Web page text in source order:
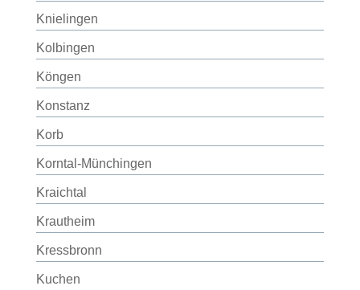
Knielingen
Kolbingen
Köngen
Konstanz
Korb
Korntal-Münchingen
Kraichtal
Krautheim
Kressbronn
Kuchen